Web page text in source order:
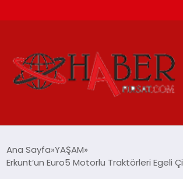
Ana Sayfa YAŞAM
Erkunt’un Euro5 Motorlu Traktörleri Egeli